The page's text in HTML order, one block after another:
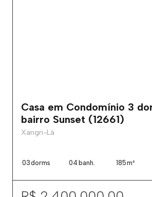
Casa em Condomínio 3
bairro Sunset (12661)
Xangri-Lá
03dorms 04 banh. 185m²